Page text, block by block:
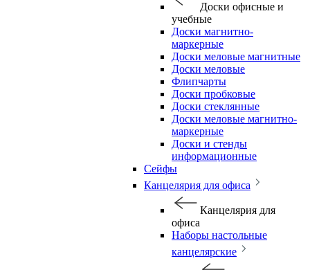
Доски офисные и
учебные
Доски магнитно-
маркерные
Доски меловые магнитные
Доски меловые
Флипчарты
Доски пробковые
Доски стеклянные
Доски меловые магнитно-
маркерные
Доски и стенды
информационные
Сейфы
Канцелярия для офиса
Канцелярия для
офиса
Наборы настольные
канцелярские